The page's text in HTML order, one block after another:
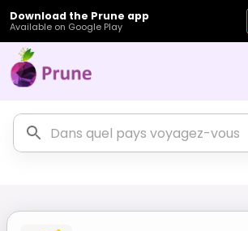
Download the Prune app
Available on Google Play